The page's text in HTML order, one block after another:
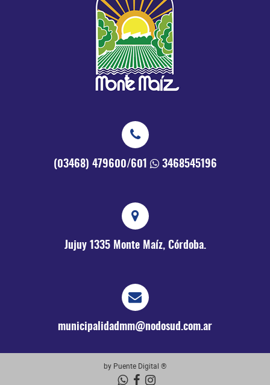
(03468) 479600/601 3468545196
Jujuy 1335 Monte Maíz, Córdoba.
municipalidadmm@nodosud.com.ar
by Puente Digital ®